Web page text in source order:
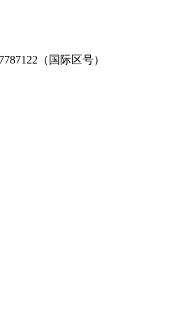
（国际区号）